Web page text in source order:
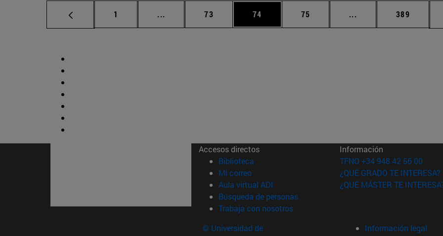
Página
1 ... Páginas intermedias Use TAB para desplazarse.
Página
73 Página
74 Página
75 ... Páginas intermedias
Página
389
Accesos directos
Biblioteca (abre en nueva ventana)
Mi correo(abre en nueva ventana)
Aula virtual ADI (abre en nueva ventana)
Búsqueda de personas(abre en nueva ventana)
Trabaja con nosotros(abre en nueva ventana)
Información
TFNO +34 948 42 56 00
¿QUÉ GRADO TE INTERESA?
¿QUÉ MÁSTER TE
© Universidad de
Información legal